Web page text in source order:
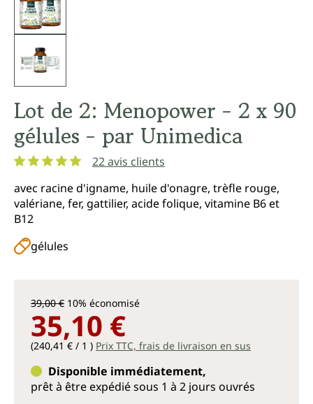
Lot de 2: Menopower - 2 x 90
gélules - par Unimedica
22 avis clients
avec racine d'igname, huile d'onagre, trèfle rouge,
valériane, fer, gattilier, acide folique, vitamine B6 et
B12
gélules
39,00 € 10% économisé
35,10 €
(240,41 € / 1 ) Prix TTC, frais de livraison en sus
Disponible immédiatement,
prêt à être expédié sous 1 à 2 jours ouvrés